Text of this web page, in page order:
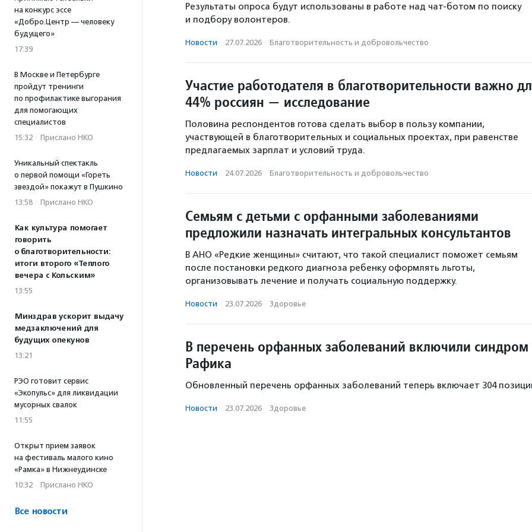
на конкурс эссе
«Добро.Центр — человеку
будущего»
17:39
В Москве и Петербурге
пройдут тренинги
по профилактике выгорания
для помогающих
специалистов
15:32 · Прислано НКО
Уникальный спектакль
о первой помощи «Гореть
звездой» покажут в Пушкино
13:58 · Прислано НКО
Как культура помогает
говорить
о благотворительности:
итоги второго «Теплого
вечера с Кольским»
13:55
Минздрав ускорит выдачу
медзаключений для
будущих опекунов
13:21
РЭО готовит сервис
«Экопульс» для ликвидации
мусорных свалок
11:55
Открыт прием заявок
на фестиваль малого кино
«Рамка» в Нижнеудинске
10:32 · Прислано НКО
Все новости
Результаты опроса будут использованы в работе над чат-ботом по поиску
и подбору волонтеров.
Новости · 27.07.2026 · Благотвори­тель­ность и доброволь­чест­во
Участие работодателя в благотворительности важно
44% россиян — исследование
Половина респондентов готова сделать выбор в пользу компании,
участвующей в благотворительных и социальных проектах, при равенстве
предлагаемых зарплат и условий труда.
Новости · 24.07.2026 · Благотвори­тель­ность и доброволь­чест­во
Семьям с детьми с орфанными заболеваниями
предложили назначать интегральных консультантов
В АНО «Редкие женщины» считают, что такой специалист поможет семьям
после постановки редкого диагноза ребенку оформлять льготы,
организовывать лечение и получать социальную поддержку.
Новости · 23.07.2026 · Здоровье
В перечень орфанных заболеваний включили синдром
Рафика
Обновленный перечень орфанных заболеваний теперь включает 304
Новости · 23.07.2026 · Здоровье